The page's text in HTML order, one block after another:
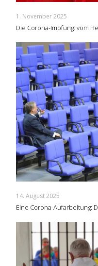
1. November 2025
Die Corona-Impfung: vom
14. August 2025
Eine Corona-Aufarbeitung: